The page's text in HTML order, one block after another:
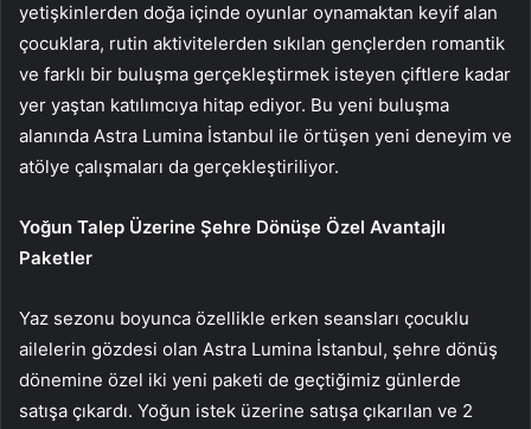
yetişkinlerden doğa içinde oyunlar oynamaktan keyif alan
çocuklara, rutin aktivitelerden sıkılan gençlerden romantik
ve farklı bir buluşma gerçekleştirmek isteyen çiftlere kadar
yer yaştan katılımcıya hitap ediyor. Bu yeni buluşma
alanında Astra Lumina İstanbul ile örtüşen yeni deneyim ve
atölye çalışmaları da gerçekleştiriliyor.
Yoğun Talep Üzerine Şehre Dönüşe Özel Avantajlı
Paketler
Yaz sezonu boyunca özellikle erken seansları çocuklu
ailelerin gözdesi olan Astra Lumina İstanbul, şehre dönüş
dönemine özel iki yeni paketi de geçtiğimiz günlerde
satışa çıkardı. Yoğun istek üzerine satışa çıkarılan ve 2